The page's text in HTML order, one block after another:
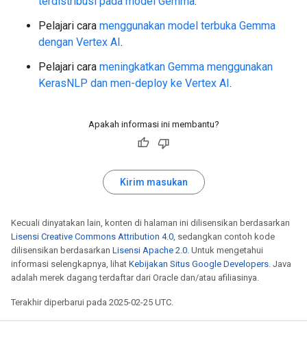
Pelajari cara menggunakan model terbuka Gemma
dengan Vertex AI.
Pelajari cara meningkatkan Gemma menggunakan
KerasNLP dan men-deploy ke Vertex AI.
Apakah informasi ini membantu?
Kirim masukan
Kecuali dinyatakan lain, konten di halaman ini dilisensikan berdasarkan
Lisensi Creative Commons Attribution 4.0, sedangkan contoh kode
dilisensikan berdasarkan Lisensi Apache 2.0. Untuk mengetahui
informasi selengkapnya, lihat Kebijakan Situs Google Developers. Java
adalah merek dagang terdaftar dari Oracle dan/atau afiliasinya.
Terakhir diperbarui pada 2025-02-25 UTC.